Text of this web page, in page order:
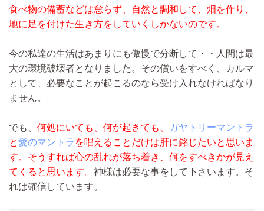
食べ物の備蓄などは怠らず、自然と調和して、畑を作り、
地に足を付けた生き方をしていくしかないのです。
今の私達の生活はあまりにも傲慢で分断して・・人間は最
大の環境破壊者となりました。その償いをすべく、カルマ
として、必要なことが起こるのなら受け入れなければなり
ません。
でも、 何処にいても、何が起きても、
ガヤトリーマントラ
と愛のマントラ を唱えることだけは肝に銘じたいと思いま
す。そうすれば心の乱れが落ち着き、何をすべきかが見え
てくると思います。 神様は必要な事をして下さいます。そ
れは確信しています。